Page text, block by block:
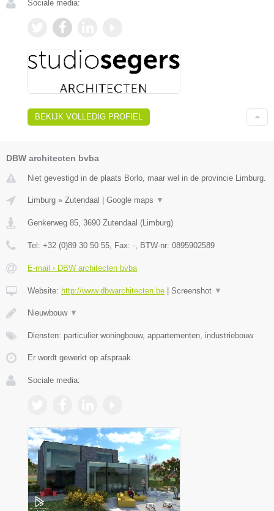
Sociale media:
BEKIJK VOLLEDIG PROFIEL
DBW architecten bvba
Niet gevestigd in de plaats Borlo, maar wel in de provincie Limburg.
Limburg » Zutendaal Google maps ▼
Genkerweg 85, 3690 Zutendaal (Limburg)
Tel: +32 (0)89 30 50 55, Fax: -, BTW-nr: 0895902589
E-mail › DBW architecten bvba
Website: http://www.dbwarchitecten.be Screenshot ▼
Nieuwbouw ▼
Diensten: particulier woningbouw, appartementen, industriebouw
Er wordt gewerkt op afspraak.
Sociale media: